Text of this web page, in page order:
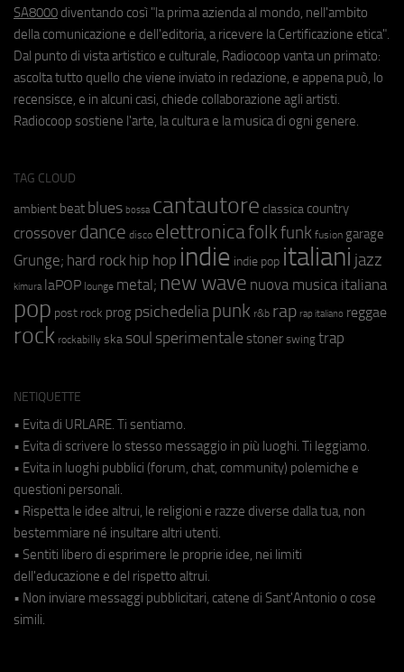
SA8000 diventando così "la prima azienda al mondo, nell'ambito
della comunicazione e dell'editoria, a ricevere la Certificazione etica".
Dal punto di vista artistico e culturale, Radiocoop vanta un primato:
ascolta tutto quello che viene inviato in redazione, e appena può, lo
recensisce, e in alcuni casi, chiede collaborazione agli artisti.
Radiocoop sostiene l'arte, la cultura e la musica di ogni genere.
TAG CLOUD
ambient beat blues bossa cantautore classica country
crossover dance disco elettronicafolkfunk fusion garage
Grunge; hard rock hip hop indie indie pop italiani jazz
kimura laPOP lounge metal; new wave nuova musica italiana
pop post rock prog psichedeliapunk r&b rap rap italiano reggae
rock rockabilly ska soul sperimentale stoner swing trap
NETIQUETTE
• Evita di URLARE. Ti sentiamo.
• Evita di scrivere lo stesso messaggio in più luoghi. Ti leggiamo.
• Evita in luoghi pubblici (forum, chat, community) polemiche e
questioni personali.
• Rispetta le idee altrui, le religioni e razze diverse dalla tua, non
bestemmiare né insultare altri utenti.
• Sentiti libero di esprimere le proprie idee, nei limiti
dell'educazione e del rispetto altrui.
• Non inviare messaggi pubblicitari, catene di Sant'Antonio o cose
simili.